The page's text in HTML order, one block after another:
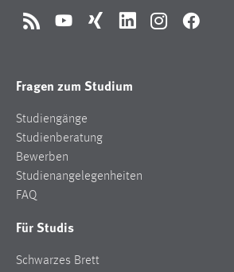
RSS YouTubeXing LinkedInInstagramFacebook
Fragen zum Studium
Studiengänge
Studienberatung
Bewerben
Studienangelegenheiten
FAQ
Für Studis
Schwarzes Brett